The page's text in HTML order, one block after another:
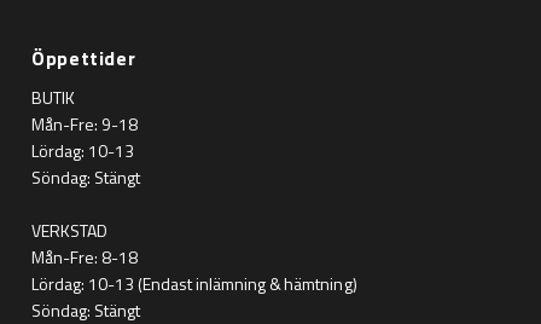
Öppettider
BUTIK
Mån-Fre: 9-18
Lördag: 10-13
Söndag: Stängt
VERKSTAD
Mån-Fre: 8-18
Lördag: 10-13 (Endast inlämning & hämtning)
Söndag: Stängt